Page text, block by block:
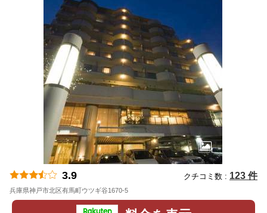
3.9 クチコミ数 : 123 件
兵庫県神戸市北区有馬町ウツギ谷1670-5